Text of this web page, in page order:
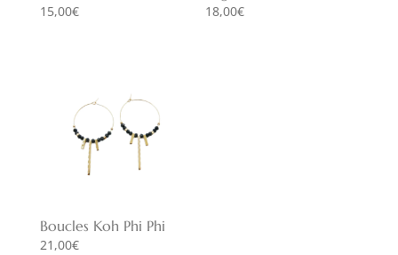
15,00€ 18,00€
Boucles Koh Phi Phi
21,00€